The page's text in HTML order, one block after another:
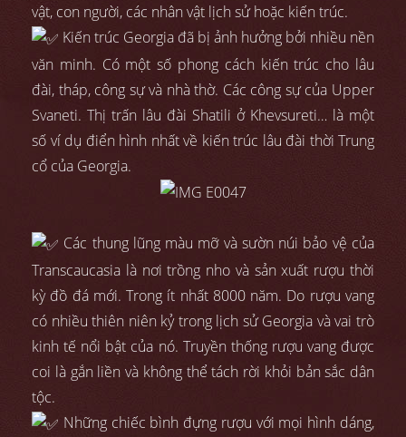
vật, con người, các nhân vật lịch sử hoặc kiến trúc.
Kiến trúc Georgia đã bị ảnh hưởng bởi nhiều nền
văn minh. Có một số phong cách kiến trúc cho lâu
đài, tháp, công sự và nhà thờ. Các công sự của Upper
Svaneti. Thị trấn lâu đài Shatili ở Khevsureti… là một
số ví dụ điển hình nhất về kiến trúc lâu đài thời Trung
cổ của Georgia.
Các thung lũng màu mỡ và sườn núi bảo vệ của
Transcaucasia là nơi trồng nho và sản xuất rượu thời
kỳ đồ đá mới. Trong ít nhất 8000 năm. Do rượu vang
có nhiều thiên niên kỷ trong lịch sử Georgia và vai trò
kinh tế nổi bật của nó. Truyền thống rượu vang được
coi là gắn liền và không thể tách rời khỏi bản sắc dân
tộc.
Những chiếc bình đựng rượu với mọi hình dáng,